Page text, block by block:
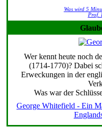
Was wird 5
Prof.
Wer kennt heute noch
(1714-1770)? Dabei
Erweckungen in der
Was war der
George Whitefield - Ein